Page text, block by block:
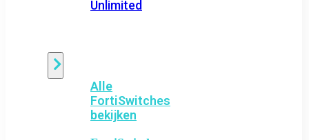
Unlimited
Alle
FortiSwitches
bekijken